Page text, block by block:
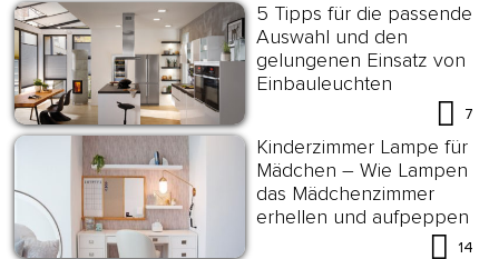
5 Tipps für die passende
Auswahl und den
gelungenen Einsatz von
Einbauleuchten
7
Kinderzimmer Lampe für
Mädchen – Wie Lampen
das Mädchenzimmer
erhellen und aufpeppen
14